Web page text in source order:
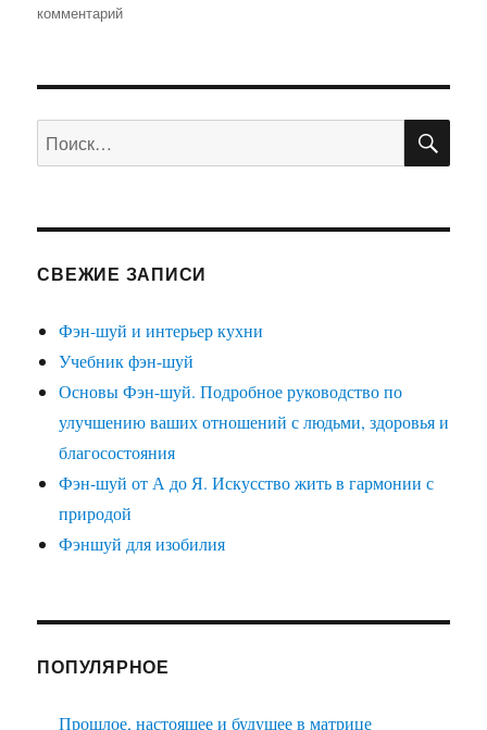
комментарийк
закон.
за
печатями.
Искать:
СВЕЖИЕ ЗАПИСИ
Фэн-шуй и интерьер кухни
Учебник фэн-шуй
Основы Фэн-шуй. Подробное руководство по
улучшению ваших отношений с людьми, здоровья и
благосостояния
Фэн-шуй от А до Я. Искусство жить в гармонии с
природой
Фэншуй для изобилия
ПОПУЛЯРНОЕ
Прошлое, настоящее и будущее в матрице